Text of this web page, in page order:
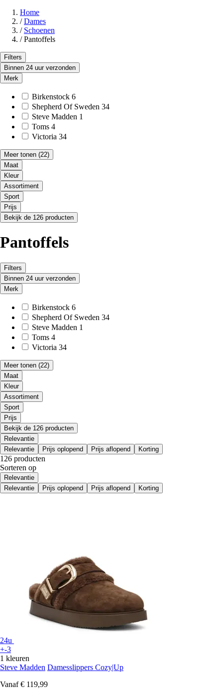
Home
/ Dames
/ Schoenen
/ Pantoffels
Filters
Binnen 24 uur verzonden
Merk
Birkenstock 6
Shepherd Of Sweden 34
Steve Madden 1
Toms 4
Victoria 34
Meer tonen (22)
Maat
Kleur
Assortiment
Sport
Prijs
Bekijk de 126 producten
Pantoffels
Filters
Binnen 24 uur verzonden
Merk
Birkenstock 6
Shepherd Of Sweden 34
Steve Madden 1
Toms 4
Victoria 34
Meer tonen (22)
Maat
Kleur
Assortiment
Sport
Prijs
Bekijk de 126 producten
Relevantie
Relevantie
Prijs oplopend Prijs aflopend Korting
126 producten
Sorteren op
Relevantie
Relevantie
Prijs oplopend Prijs aflopend Korting
24u
+-3
1 kleuren
Steve Madden Damesslippers Cozy|Up
Vanaf € 119,99